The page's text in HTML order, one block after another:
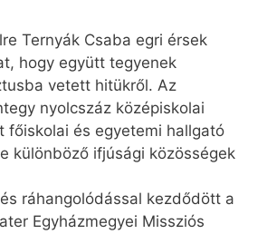
Ternyák Csaba egri érsek
hogy együtt tegyenek
vetett hitükről. Az
nyolcszáz középiskolai
főiskolai és egyetemi hallgató
különböző ifjúsági közösségek
ráhangolódással kezdődött a
Egyházmegyei Missziós